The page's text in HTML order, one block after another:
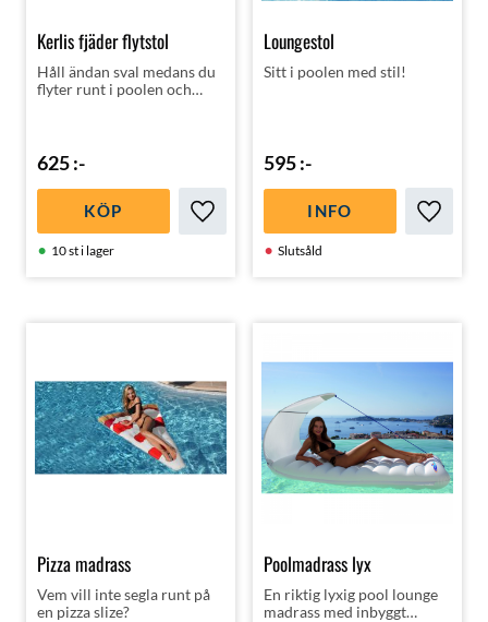
Kerlis fjäder flytstol
Håll ändan sval medans du
flyter runt i poolen och
smart konstruktion!
625:-
Lägg till i favoriter
10 st i lager
KÖP
Loungestol
Sitt i poolen med stil!
595:-
Lägg
Slutsåld
INFO
Pizza madrass
Vem vill inte segla runt på
en pizza slize?
Poolmadrass lyx
En riktig lyxig pool lounge
madrass med inbyggt